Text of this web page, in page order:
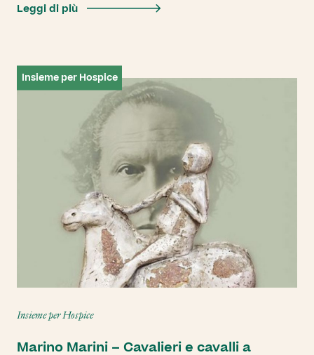
Leggi di più
Insieme per Hospice
Insieme per Hospice
Marino Marini – Cavalieri e cavalli a